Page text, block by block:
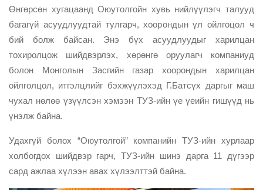
Өнгөрсөн хугацаанд Оюутолгойн хувь нийлүүлэгч талууд
багагүй асуудлуудтай тулгарч, хоорондын үл ойлгоцол ч
бий болж байсан. Энэ бүх асуудлуудыг харилцан
тохиролцож шийдвэрлэх, хөрөнгө оруулагч компаниуд
болон Монголын Засгийн газар хоорондын харилцан
ойлголцол, итгэлцлийг бэхжүүлэхэд Г.Батсүх даргыг маш
чухал нөлөө үзүүлсэн хэмээн ТУЗ-ийн үе үеийн гишүүд нь
үнэлж байна.
Удахгүй болох “Оюутолгой” компанийн ТУЗ-ийн хурлаар
холбогдох шийдвэр гарч, ТУЗ-ийн шинэ дарга 11 дүгээр
сард ажлаа хүлээн авах хүлээлттэй байна.